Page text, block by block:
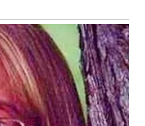
stabilnost i mir.
povuku, da
ljudima koji im
punjenje baterija.
za dom – selidba,